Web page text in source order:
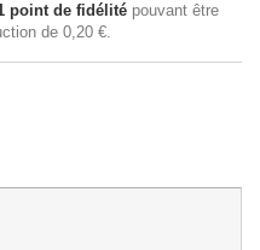
point de fidélité pouvant être
de 0,20 €.